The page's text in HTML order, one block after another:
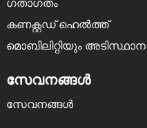
കണക്റ്റഡ് ഹെൽത്ത്
മൊബിലിറ്റിയും
സേവനങ്ങള്‍
സേവനങ്ങൾ